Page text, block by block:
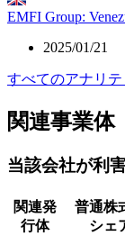
EMFI Group:
2025/01/21
すべてのアナリテ
関連事業体
当該会社が利
関連発
行体
普通株
シェ